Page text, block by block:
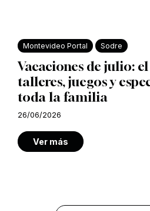
Montevideo Portal Sodre
Vacaciones de julio:
talleres, juegos y
toda la familia
26/06/2026
Ver más